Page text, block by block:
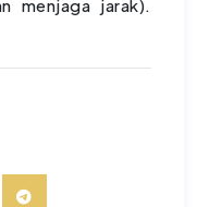
menjaga jarak).